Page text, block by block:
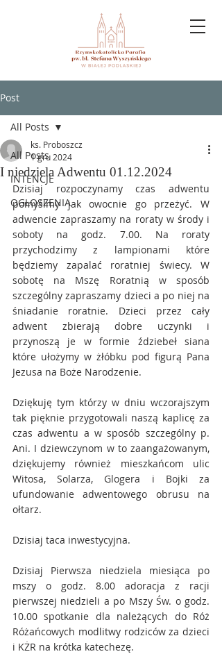
Post
All Posts
INTENCJE
OGŁOSZENIA
All Posts
I niedziela Adwentu 01.12.2024
ks. Proboszcz
1 gru 2024
Dzisiaj rozpoczynamy czas adwentu
pomyślmy jak owocnie go przeżyć. W
adwencie zapraszamy na roraty w środy i
soboty na godz. 7.00. Na roraty
przychodzimy z lampionami które
będziemy zapalać roratniej świecy. W
sobotę na Mszę Roratnią w sposób
szczególny zapraszamy dzieci a po niej na
śniadanie roratnie. Dzieci przez cały
adwent zbierają dobre uczynki i
przynoszą je w formie ździebeł siana
które ułożymy w żłóbku pod figurą Pana
Jezusa na Boże Narodzenie.
Dziękuję tym którzy w dniu wczorajszym
tak pięknie przygotowali naszą kaplicę za
czas adwentu a w sposób szczególny p.
Ani. I dziewczynom w to zaangażowanym,
dziękujemy również mieszkańcom ulic
Witosa, Solarza, Glogera i Bojki za
ufundowanie adwentowego obrusu na
ołtarz.
Dzisiaj taca inwestycyjna.
Dzisiaj Pierwsza niedziela miesiąca po
mszy o godz. 8.00 adoracja z racji
pierwszej niedzieli a po Mszy Św. o godz.
10.00 spotkanie dla należących do Róż
Różańcowych modlitwy rodziców za dzieci
i KŻR na krótka katechezę.